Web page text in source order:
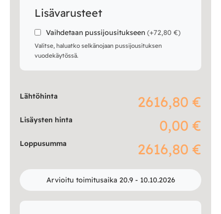
Lisävarusteet
Vaihdetaan pussijousitukseen (+72,80 €)
Valitse, haluatko selkänojaan pussijousituksen
vuodekäytössä.
Lähtöhinta 2616,80 €
Lisäysten hinta 0,00 €
Loppusumma 2616,80 €
Arvioitu toimitusaika 20.9 - 10.10.2026